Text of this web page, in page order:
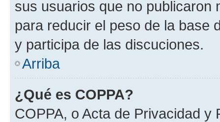
sus usuarios que no publicaron
para reducir el peso de la base
y participa de las discuciones.
Arriba
¿Qué es COPPA?
COPPA, o Acta de Privacidad